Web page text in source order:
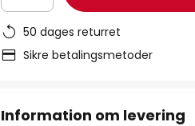
50 dages returret
Sikre betalingsmetoder
Information om levering